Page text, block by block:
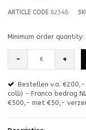
ARTICLE CODE82548
Minimum order quantity:
- +
Bestellen v.a.
colli) - Franco bedrag
€500,- met €50,-